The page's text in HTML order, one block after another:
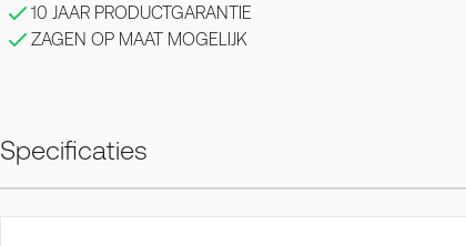
10 JAAR PRODUCTGARANTIE
ZAGEN OP MAAT MOGELIJK
Specificaties